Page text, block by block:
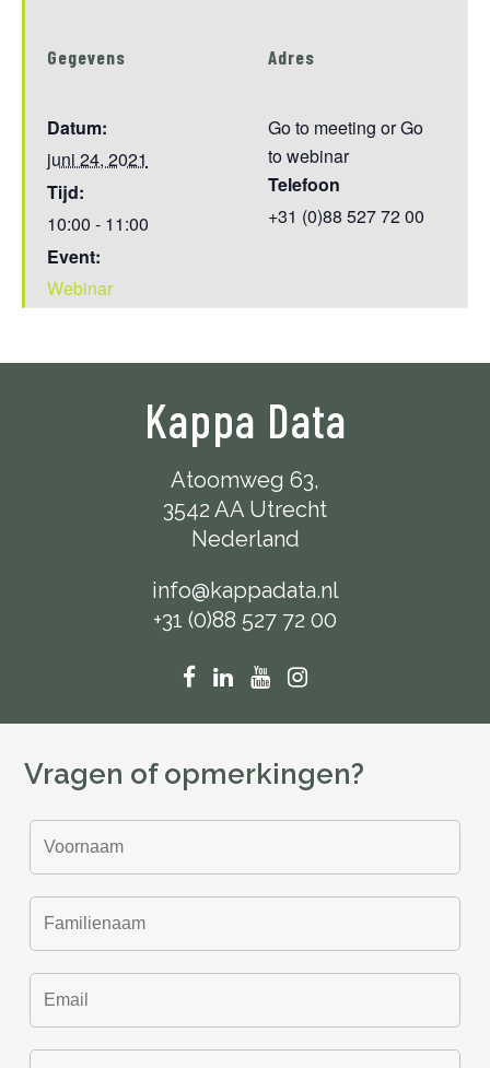
Gegevens
Datum:
juni 24, 2021
Tijd:
10:00 - 11:00
Event:
Webinar
Adres
Go to meeting or Go
to webinar
Telefoon
+31 (0)88 527 72 00
Kappa Data
Atoomweg 63,
3542 AA Utrecht
Nederland
info@kappadata.nl
+31 (0)88 527 72 00
Vragen of opmerkingen?